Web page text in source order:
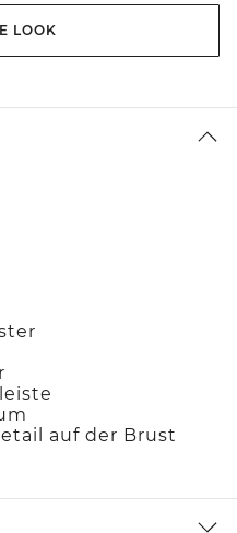
LOOK
auf der Brust